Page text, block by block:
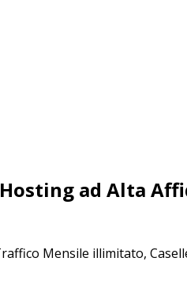
ad Alta
Mensile illimitato,